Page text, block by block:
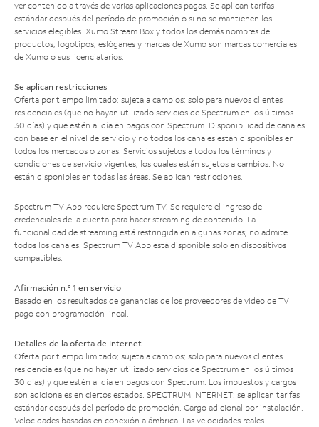
ver contenido a través de varias aplicaciones pagas. Se aplican tarifas
estándar después del período de promoción o si no se mantienen los
servicios elegibles. Xumo Stream Box y todos los demás nombres de
productos, logotipos, eslóganes y marcas de Xumo son marcas comerciales
de Xumo o sus licenciatarios.
Se aplican restricciones
Oferta por tiempo limitado; sujeta a cambios; solo para nuevos clientes
residenciales (que no hayan utilizado servicios de Spectrum en los últimos
30 días) y que estén al día en pagos con Spectrum. Disponibilidad de canales
con base en el nivel de servicio y no todos los canales están disponibles en
todos los mercados o zonas. Servicios sujetos a todos los términos y
condiciones de servicio vigentes, los cuales están sujetos a cambios. No
están disponibles en todas las áreas. Se aplican restricciones.
Spectrum TV App requiere Spectrum TV. Se requiere el ingreso de
credenciales de la cuenta para hacer streaming de contenido. La
funcionalidad de streaming está restringida en algunas zonas; no admite
todos los canales. Spectrum TV App está disponible solo en dispositivos
compatibles.
Afirmación n.º 1 en servicio
Basado en los resultados de ganancias de los proveedores de video de TV
pago con programación lineal.
Detalles de la oferta de Internet
Oferta por tiempo limitado; sujeta a cambios; solo para nuevos clientes
residenciales (que no hayan utilizado servicios de Spectrum en los últimos
30 días) y que estén al día en pagos con Spectrum. Los impuestos y cargos
son adicionales en ciertos estados. SPECTRUM INTERNET: se aplican tarifas
estándar después del período de promoción. Cargo adicional por instalación.
Velocidades basadas en conexión alámbrica. Las velocidades reales